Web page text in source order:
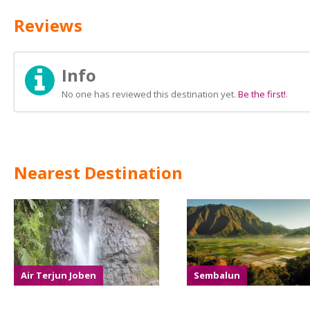
Reviews
Info
No one has reviewed this destination yet. Be the first!.
Nearest Destination
Air Terjun Joben Sembalun